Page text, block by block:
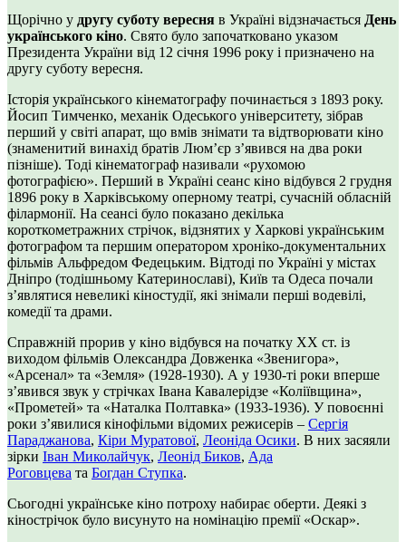
Щорічно у другу суботу вересня в Україні відзначається День
українського кіно. Свято було започатковано указом
Президента України від 12 січня 1996 року і призначено на
другу суботу вересня.
Історія українського кінематографу починається з 1893 року.
Йосип Тимченко, механік Одеського університету, зібрав
перший у світі апарат, що вмів знімати та відтворювати кіно
(знаменитий винахід братів Люм’єр з’явився на два роки
пізніше). Тоді кінематограф називали «рухомою
фотографією». Перший в Україні сеанс кіно відбувся 2 грудня
1896 року в Харківському оперному театрі, сучасній обласній
філармонії. На сеансі було показано декілька
короткометражних стрічок, відзнятих у Харкові українським
фотографом та першим оператором хроніко-документальних
фільмів Альфредом Федецьким. Відтоді по Україні у містах
Дніпро (тодішньому Катеринославі), Київ та Одеса почали
з’являтися невеликі кіностудії, які знімали перші водевілі,
комедії та драми.
Справжній прорив у кіно відбувся на початку XX ст. із
виходом фільмів Олександра Довженка «Звенигора»,
«Арсенал» та «Земля» (1928-1930). А у 1930-ті роки вперше
з’явився звук у стрічках Івана Кавалерідзе «Коліївщина»,
«Прометей» та «Наталка Полтавка» (1933-1936). У повоєнні
роки з’явилися кінофільми відомих режисерів – Сергія
Параджанова, Кіри Муратової, Леоніда Осики. В них засяяли
зірки Іван Миколайчук, Леонід Биков, Ада
Роговцева та Богдан Ступка.
Сьогодні українське кіно потроху набирає оберти. Деякі з
кінострічок було висунуто на номінацію премії «Оскар».